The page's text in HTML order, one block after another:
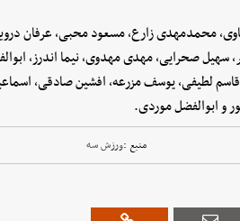
محمدمهدی زارع، مسعود محبی، عرفان
سهیل صحرایی، مهدی مهدوی، نیما اندرز،
لطیفی، یوسف مزرعه، افشین صادقی،
و ابوالفضل موردی.
منبع :ورزش سه